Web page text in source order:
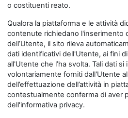
o costituenti reato.
Qualora la piattaforma e le attività
contenute richiedano l'inserimento
dell’Utente, il sito rileva
dati identificativi dell'Utente, ai fini di
all'Utente che l’ha svolta. Tali dati si
volontariamente forniti dall'Utente
dell’effettuazione dell’attività in
contestualmente conferma di aver
dell'informativa privacy.